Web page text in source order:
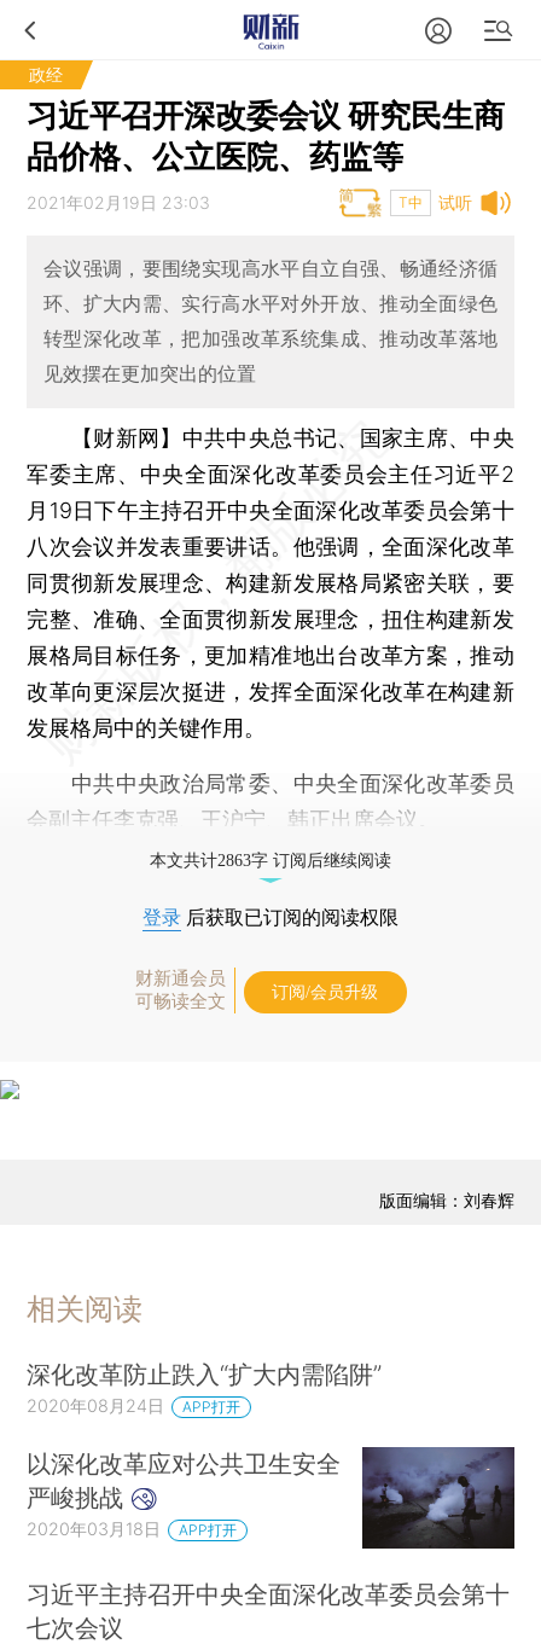
政经
习近平召开深改委会议 研究民生商
品价格、公立医院、药监等
试听
2021年02月19日 23:03 T中
会议强调，要围绕实现高水平自立自强、畅通经济循
环、扩大内需、实行高水平对外开放、推动全面绿色
转型深化改革，把加强改革系统集成、推动改革落地
见效摆在更加突出的位置
【财新网】 中共中央总书记、国家主席、中央
军委主席、中央全面深化改革委员会主任习近平2
月19日下午主持召开中央全面深化改革委员会第十
八次会议并发表重要讲话。他强调，全面深化改革
同贯彻新发展理念、构建新发展格局紧密关联，要
完整、准确、全面贯彻新发展理念，扭住构建新发
展格局目标任务，更加精准地出台改革方案，推动
改革向更深层次挺进，发挥全面深化改革在构建新
发展格局中的关键作用。
中共中央政治局常委、中央全面深化改革委员
会副主任李克强、王沪宁、韩正出席会议。
本文共计2863字 订阅后继续阅读
登录 后获取已订阅的阅读权限
财新通会员
可畅读全文
订阅/会员升级
版面编辑：刘春辉
相关阅读
深化改革防止跌入“扩大内需陷阱”
2020年08月24日 APP打开
以深化改革应对公共卫生安全
严峻挑战
2020年03月18日 APP打开
习近平主持召开中央全面深化改革委员会第十
七次会议